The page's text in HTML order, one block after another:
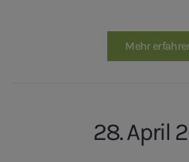
Mehr
28. April